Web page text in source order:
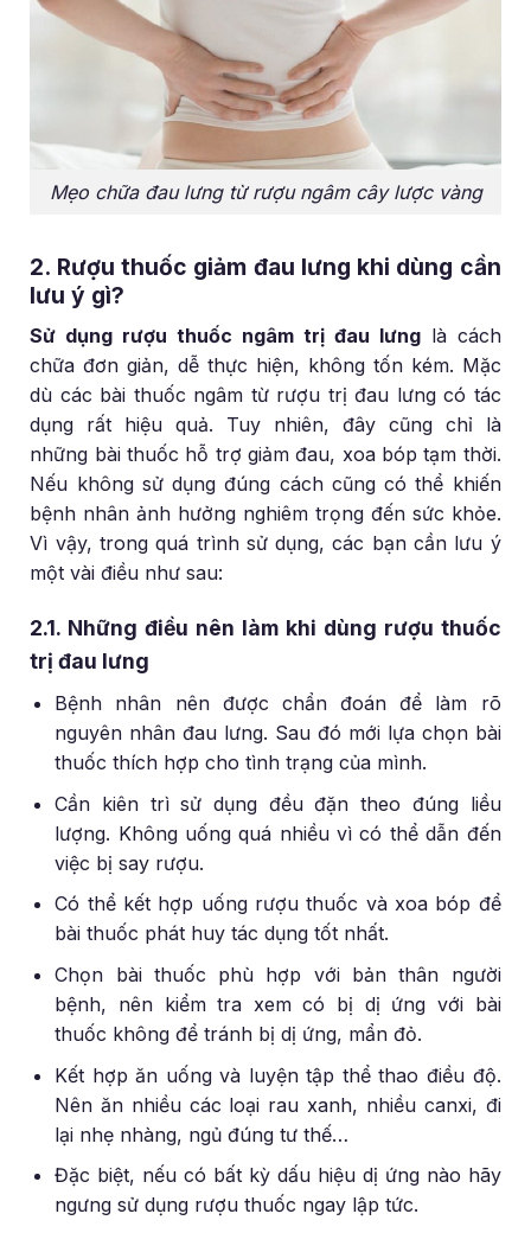
Mẹo chữa đau lưng từ rượu ngâm cây lược vàng
2. Rượu thuốc giảm đau lưng khi dùng cần
lưu ý gì?
Sử dụng rượu thuốc ngâm trị đau lưnglà cách
chữa đơn giản, dễ thực hiện, không tốn kém. Mặc
dù các bài thuốc ngâm từ rượu trị đau lưng có tác
dụng rất hiệu quả. Tuy nhiên, đây cũng chỉ là
những bài thuốc hỗ trợ giảm đau, xoa bóp tạm thời.
Nếu không sử dụng đúng cách cũng có thể khiến
bệnh nhân ảnh hưởng nghiêm trọng đến sức khỏe.
Vì vậy, trong quá trình sử dụng, các bạn cần lưu ý
một vài điều như sau:
2.1. Những điều nên làm khi dùng rượu thuốc
trị đau lưng
Bệnh nhân nên được chẩn đoán để làm rõ
nguyên nhân đau lưng. Sau đó mới lựa chọn bài
thuốc thích hợp cho tình trạng của mình.
Cần kiên trì sử dụng đều đặn theo đúng liều
lượng. Không uống quá nhiều vì có thể dẫn đến
việc bị say rượu.
Có thể kết hợp uống rượu thuốc và xoa bóp để
bài thuốc phát huy tác dụng tốt nhất.
Chọn bài thuốc phù hợp với bản thân người
bệnh, nên kiểm tra xem có bị dị ứng với bài
thuốc không để tránh bị dị ứng, mẩn đỏ.
Kết hợp ăn uống và luyện tập thể thao điều độ.
Nên ăn nhiều các loại rau xanh, nhiều canxi, đi
lại nhẹ nhàng, ngủ đúng tư thế…
Đặc biệt, nếu có bất kỳ dấu hiệu dị ứng nào hãy
ngưng sử dụng rượu thuốc ngay lập tức.